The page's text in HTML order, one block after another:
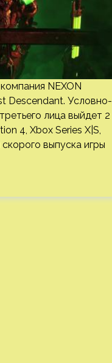
NEXON
Descendant. Условно-
лица выйдет 2
4, Xbox Series X|S,
выпуска игры